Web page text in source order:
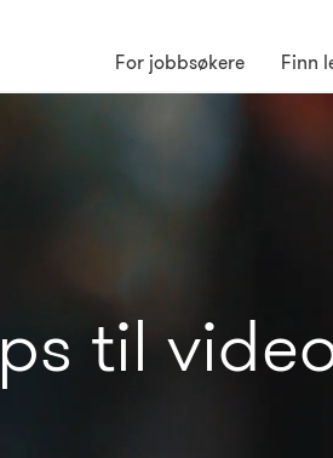
For jobbsøkere Finn
til